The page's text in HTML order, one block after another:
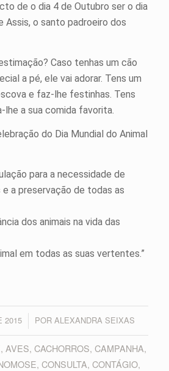
de o dia 4 de Outubro ser o dia
Assis, o santo padroeiro dos
Caso tenhas um cão
a pé, ele vai adorar. Tens um
e faz-lhe festinhas. Tens
lhe a sua comida favorita.
do Dia Mundial do Animal
para a necessidade de
a preservação de todas as
dos animais na vida das
em todas as suas vertentes.”
2015 POR ALEXANDRA SEIXAS
,AVES,CACHORROS,CAMPANHA,
,CONSULTA,CONTÁGIO,